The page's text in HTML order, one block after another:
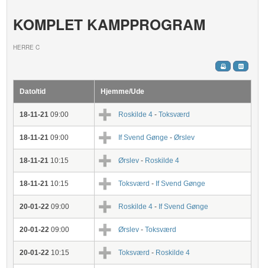
KOMPLET KAMPPROGRAM
HERRE C
Dato/tid Hjemme/Ude
18-11-21 09:00 Roskilde 4 -Toksværd
18-11-21 09:00 If Svend Gønge -Ørslev
18-11-21 10:15 Ørslev - Roskilde 4
18-11-21 10:15 Toksværd - If Svend Gønge
20-01-22 09:00 Roskilde 4 - If Svend Gønge
20-01-22 09:00 Ørslev -Toksværd
20-01-22 10:15 Toksværd - Roskilde 4